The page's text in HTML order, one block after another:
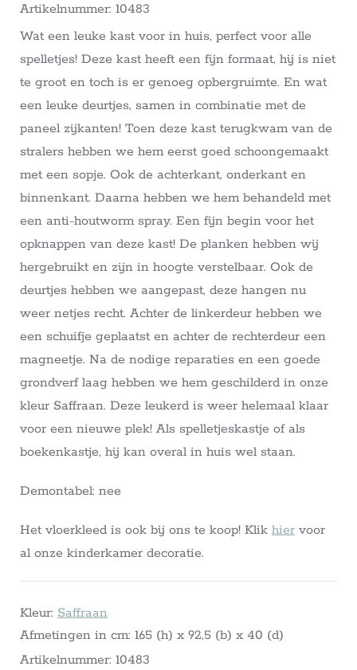
Artikelnummer: 10483
Wat een leuke kast voor in huis, perfect voor alle
spelletjes! Deze kast heeft een fijn formaat, hij is niet
te groot en toch is er genoeg opbergruimte. En wat
een leuke deurtjes, samen in combinatie met de
paneel zijkanten! Toen deze kast terugkwam van de
stralers hebben we hem eerst goed schoongemaakt
met een sopje. Ook de achterkant, onderkant en
binnenkant. Daarna hebben we hem behandeld met
een anti-houtworm spray. Een fijn begin voor het
opknappen van deze kast! De planken hebben wij
hergebruikt en zijn in hoogte verstelbaar. Ook de
deurtjes hebben we aangepast, deze hangen nu
weer netjes recht. Achter de linkerdeur hebben we
een schuifje geplaatst en achter de rechterdeur een
magneetje. Na de nodige reparaties en een goede
grondverf laag hebben we hem geschilderd in onze
kleur Saffraan. Deze leukerd is weer helemaal klaar
voor een nieuwe plek! Als spelletjeskastje of als
boekenkastje, hij kan overal in huis wel staan.
Demontabel: nee
Het vloerkleed is ook bij ons te koop! Klik hier voor
al onze kinderkamer decoratie.
Kleur: Saffraan
Afmetingen in cm: 165 (h) x 92,5 (b) x 40 (d)
Artikelnummer: 10483